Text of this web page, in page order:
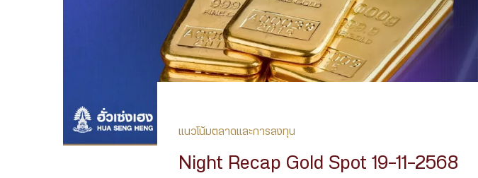
แนวโน้มตลาดและการลงทุน
Night Recap Gold Spot 19-11-2568